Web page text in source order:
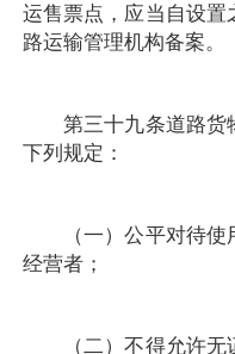
运售票点，应当自设置
路运输管理机构备案。
第三十九条道路货
下列规定：
（一）公平对待
经营者；
（二）不得允许